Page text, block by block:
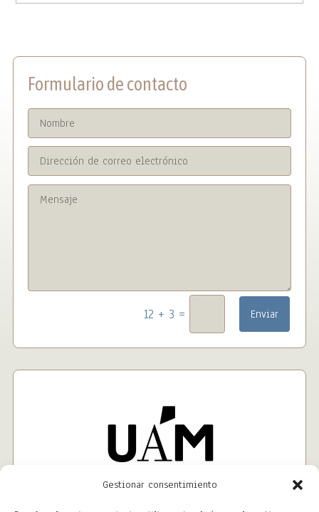
Gestionar consentimiento
Formulario de contacto
12 + 3 = Enviar